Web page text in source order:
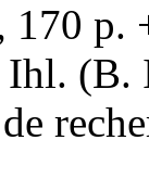
170 p.
(B.